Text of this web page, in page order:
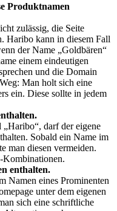
Produktnamen
zulässig, die Seite
Haribo kann in diesem Fall
der Name „Goldbären“
einem eindeutigen
und die Domain
Man holt sich eine
ein. Diese sollte in jedem
darf der eigene
Sobald ein Name im
man diesen vermeiden.
Kombinationen.
enthalten.
Namen eines Prominenten
unter dem eigenen
sich eine schriftliche